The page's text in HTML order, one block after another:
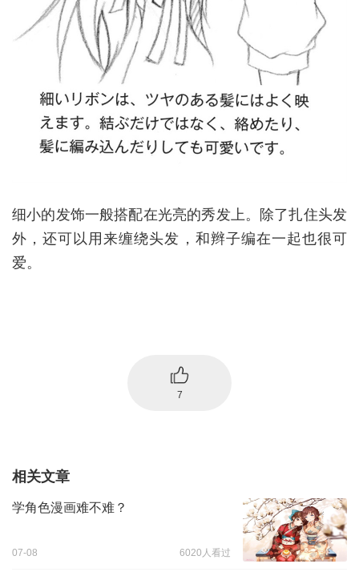
细小的发饰一般搭配在光亮的秀发上。除了扎住头发
外，还可以用来缠绕头发，和辫子编在一起也很可
爱。
7
相关文章
学角色漫画难不难？
07-08 6020人看过